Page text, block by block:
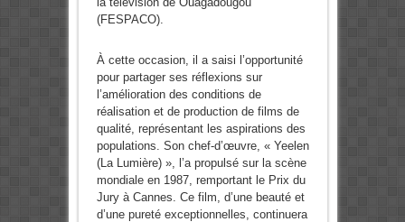
(FESPACO).
À cette occasion, il a saisi l’opportunité
pour partager ses réflexions sur
l’amélioration des conditions de
réalisation et de production de films de
qualité, représentant les aspirations des
populations. Son chef-d’œuvre, « Yeelen
(La Lumière) », l’a propulsé sur la scène
mondiale en 1987, remportant le Prix du
Jury à Cannes. Ce film, d’une beauté et
d’une pureté exceptionnelles, continuera